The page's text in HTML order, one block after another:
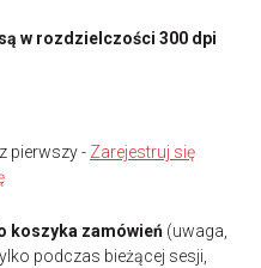
w rozdzielczości 300 dpi
pierwszy - Zarejestruj się
koszyka zamówień (uwaga,
podczas bieżącej sesji,